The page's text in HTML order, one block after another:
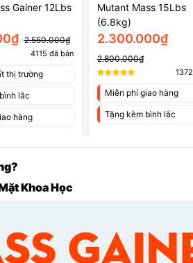
Gainer 12Lbs
2.550.000₫
4115 đã bán
thị trường
lắc
hàng
Mutant Mass 15Lbs
(6.8kg)
2.300.000₫
2.800.000₫
1372
Miễn phí giao hàng
Tặng kèm bình lắc
Khoa Học